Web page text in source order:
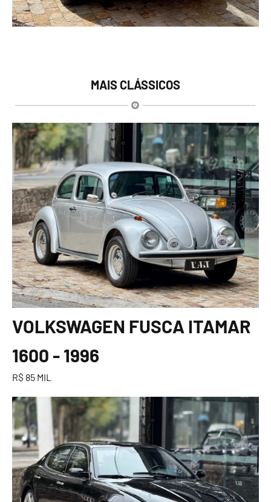
MAIS CLÁSSICOS
VOLKSWAGEN FUSCA ITAMAR
1600 - 1996
R$ 85 MIL